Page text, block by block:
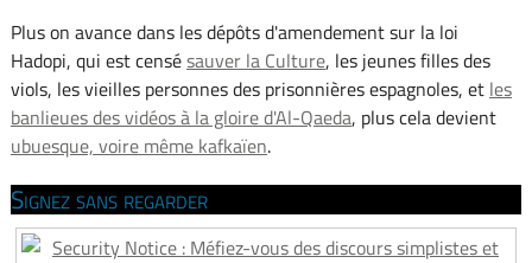
Plus on avance dans les dépôts d'amendement sur la loi
Hadopi, qui est censésauver la Culture, les jeunes filles des
viols, les vieilles personnes des prisonnières espagnoles, et les
banlieues des vidéos à la gloire d'Al-Qaeda, plus cela devient
ubuesque, voire même kafkaïen.
Signez sans regarder